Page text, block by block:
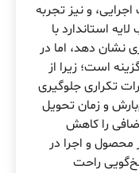
و نیز تجربه
استاندارد با
نشان دهد، اما در
است؛ زیرا از
تکراری جلوگیری
و زمان تحویل
را کاهش
و اجرا در
راحت